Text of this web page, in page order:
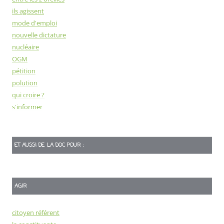
ils agissent
mode d'emploi
nouvelle dictature
nucléaire
OGM
pétition
polution
qui croire ?
s'informer
ET AUSSI DE LA DOC POUR :
AGIR
citoyen référent